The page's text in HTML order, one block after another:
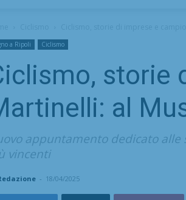
a Ripoli Ciclismo
storie
al
appuntamento dedicato
vincenti
- 18/04/2025